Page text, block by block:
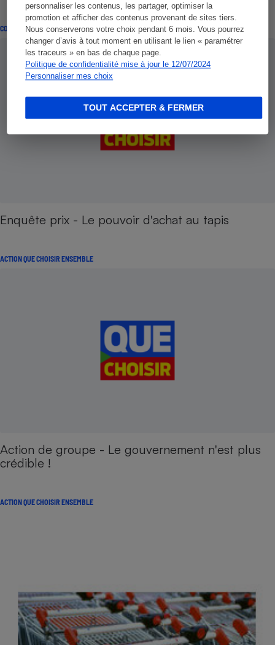
personnaliser les contenus, les partager, optimiser la
promotion et afficher des contenus provenant de sites tiers.
Nous conserverons votre choix pendant 6 mois. Vous pourrez
changer d’avis à tout moment en utilisant le lien « paramétrer
les traceurs » en bas de chaque page.
Politique de confidentialité mise à jour le 12/07/2024
Personnaliser mes choix
TOUT ACCEPTER & FERMER
COMMENTAIRES SUR LE COMPARATIF
Enquête prix - Le pouvoir d'achat au tapis
ACTION QUE CHOISIR ENSEMBLE
Action de groupe - Le gouvernement n'est plus
crédible !
ACTION QUE CHOISIR ENSEMBLE